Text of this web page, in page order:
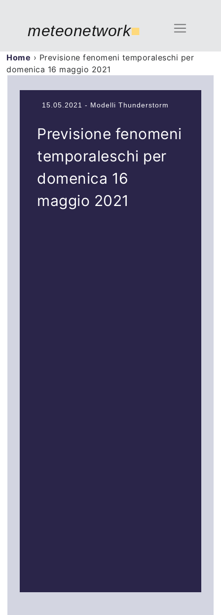
meteonetwork■
Home › Previsione fenomeni temporaleschi per
domenica 16 maggio 2021
15.05.2021 - Modelli Thunderstorm
Previsione fenomeni
temporaleschi per
domenica 16
maggio 2021